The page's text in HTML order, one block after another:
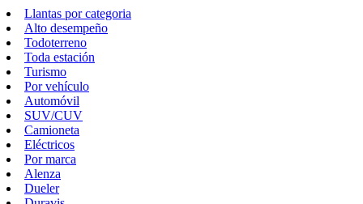
Llantas por categoria
Alto desempeño
Todoterreno
Toda estación
Turismo
Por vehículo
Automóvil
SUV/CUV
Camioneta
Eléctricos
Por marca
Alenza
Dueler